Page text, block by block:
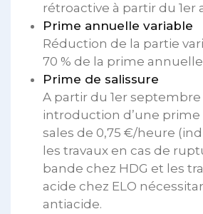
rétroactive à partir du 1er
Prime annuelle variable
Réduction de la partie
70 % de la prime
Prime de salissure
A partir du 1er septembre
introduction d’une prime
sales de 0,75 €/heure
les travaux en cas de
bande chez HDG et les
acide chez ELO
antiacide.